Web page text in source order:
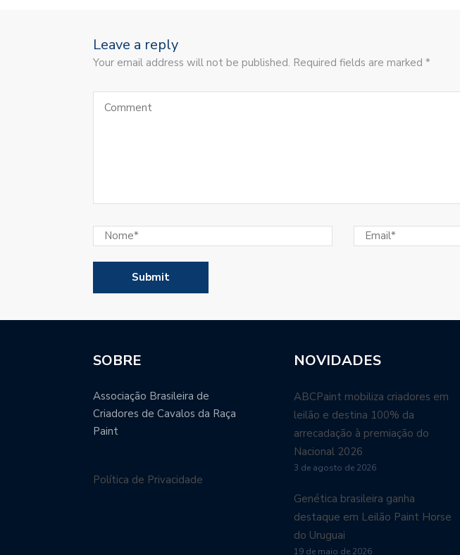
Leave a reply
Your email address will not be published. Required fields are marked *
SOBRE
Associação Brasileira de
Criadores de Cavalos da Raça
Paint
Política de Privacidade
NOVIDADES
ABCPaint mobiliza criadores em
leilão e destina 100% da
arrecadação à premiação do
Nacional 2026
3 de agosto de 2026
Genética brasileira ganha
destaque em Leilão Paint Horse
do Uruguai
19 de maio de 2026